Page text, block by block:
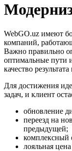
WebGO.uz имеют
компаний,
Важно правильно
оптимальные пути
качество
Для достижения
задач, и клиент
обновление
переезд на
предыдущей;
комплексный
лояльная